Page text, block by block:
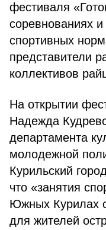
фестиваля
соревнованиях
спортивных
представители
коллективов
На открытии
Надежда
департамента
молодежной
Курильский
что «занятия
Южных Курилах
для жителей